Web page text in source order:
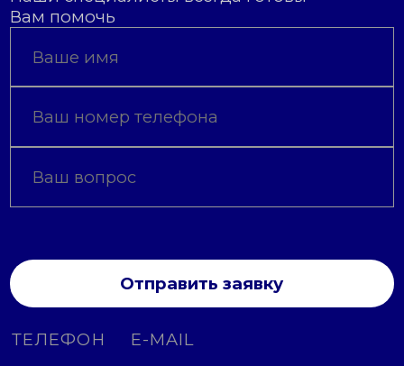
Вам помочь
Отправить заявку
ТЕЛЕФОН E-MAIL